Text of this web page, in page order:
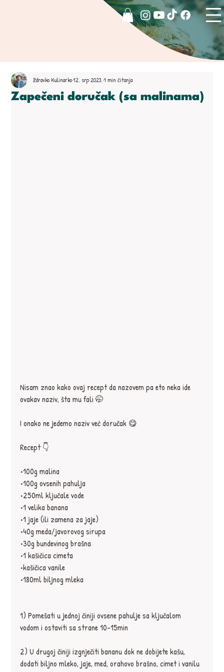
Zapečeni doručak (sa malinama)
Zdravko Kulinarko12. srp 2023.1 min čitanja
Nisam znao kako ovaj recept da nazovem pa eto neka ide
ovakav naziv, šta mu fali 🤭
I onako ne jedemo naziv već doručak 😋
Recept 👇
•100g malina⁣
•100g ovsenih pahulja⁣
•250ml ključale vode⁣
•1 velika banana
•1 jaje (ili zamena za jaje)⁣
•40g meda⁣/javorovog sirupa
•30g bundevinog brašna
•1 kašičica cimeta⁣
•kašičica vanile⁣
•180ml biljnog mleka⁣
1) Pomešati u jednoj činiji ovsene pahulje sa ključalom
vodom i ostaviti sa strane 10-15min⁣
2) U drugoj činiji izgnječiti bananu dok ne dobijete kašu,
dodati biljno mleko, jaje, med, orahovo brašno, cimet i vanilu